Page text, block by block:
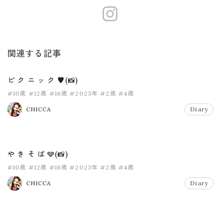
関連する記事
ピ ク ニ ッ ク ♥️(📸)
#10歳 #12歳 #16歳 #2023年 #2歳 #4歳
CHICCA Diary
や き そ ば 🩶(📸)
#10歳 #12歳 #16歳 #2023年 #2歳 #4歳
CHICCA Diary